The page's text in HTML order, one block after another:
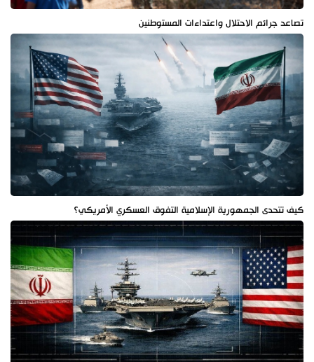
تصاعد جرائم الاحتلال واعتداءات المستوطنين
كيف تتحدى الجمهورية الإسلامية التفوق العسكري الأمريكي؟